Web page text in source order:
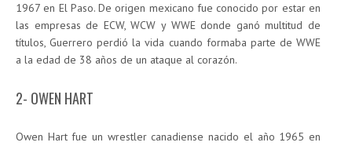
1967 en El Paso. De origen mexicano fue conocido por estar en
las empresas de ECW, WCW y WWE donde ganó multitud de
títulos, Guerrero perdió la vida cuando formaba parte de WWE
a la edad de 38 años de un ataque al corazón.
2- OWEN HART
Owen Hart fue un wrestler canadiense nacido el año 1965 en